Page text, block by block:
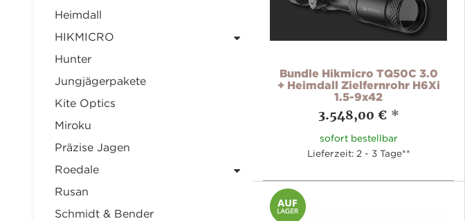
Bundle Hikmicro TQ50C 3.0
+ Heimdall Zielfernrohr H6Xi
1.5-9x42
3.548,00 € *
sofort bestellbar
Lieferzeit: 2 - 3 Tage**
Heimdall
HIKMICRO
Hunter
Jungjägerpakete
Kite Optics
Miroku
Präzise Jagen
Roedale
Rusan
Schmidt & Bender